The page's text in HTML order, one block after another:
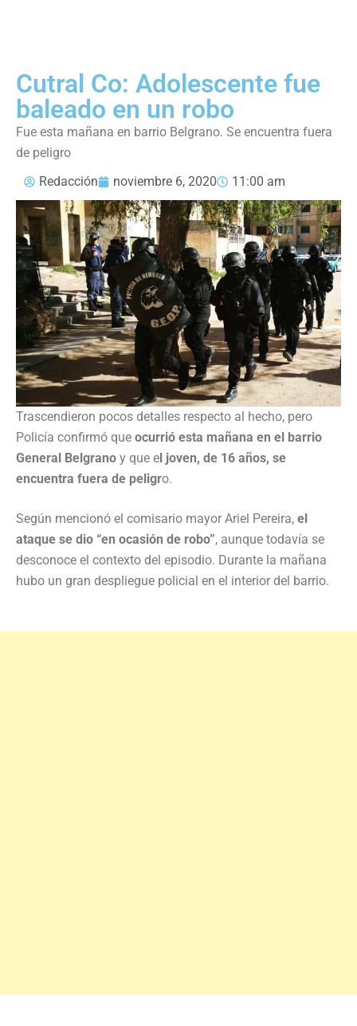
Cutral Co: Adolescente fue
baleado en un robo
Fue esta mañana en barrio Belgrano. Se encuentra fuera
de peligro
Redacción
noviembre 6, 2020 11:00 am
Trascendieron pocos detalles respecto al hecho, pero
Policía confirmó que ocurrió esta mañana en el barrio
General Belgrano y que el joven, de 16 años, se
encuentra fuera de peligro.
Según mencionó el comisario mayor Ariel Pereira, el
ataque se dio “en ocasión de robo”, aunque todavía se
desconoce el contexto del episodio. Durante la mañana
hubo un gran despliegue policial en el interior del barrio.